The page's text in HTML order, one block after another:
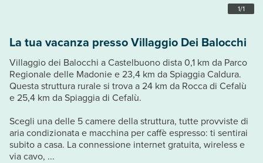
1/1
La tua vacanza presso Villaggio Dei Balocchi
Villaggio dei Balocchi a Castelbuono dista 0,1 km da Parco
Regionale delle Madonie e 23,4 km da Spiaggia Caldura.
Questa struttura rurale si trova a 24 km da Rocca di Cefalù
e 25,4 km da Spiaggia di Cefalù.
Scegli una delle 5 camere della struttura, tutte provviste di
aria condizionata e macchina per caffè espresso: ti sentirai
subito a casa. La connessione internet gratuita, wireless e
via cavo, ...